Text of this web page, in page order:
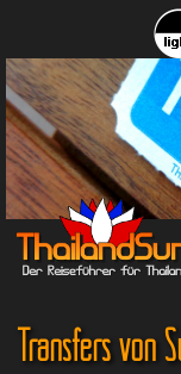
Transfers von